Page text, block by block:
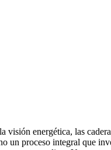
visión energética, las
un proceso integral que